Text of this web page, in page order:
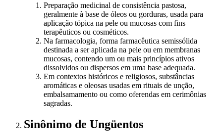
Preparação medicinal de consistência pastosa,
geralmente à base de óleos ou gorduras, usada para
aplicação tópica na pele ou mucosas com fins
terapêuticos ou cosméticos.
Na farmacologia, forma farmacêutica semissólida
destinada a ser aplicada na pele ou em membranas
mucosas, contendo um ou mais princípios ativos
dissolvidos ou dispersos em uma base adequada.
Em contextos históricos e religiosos, substâncias
aromáticas e oleosas usadas em rituais de unção,
embalsamamento ou como oferendas em cerimônias
sagradas.
Sinônimo de Ungüentos